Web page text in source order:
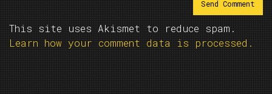
This site uses Akismet to reduce spam.
Learn how your comment data is processed.